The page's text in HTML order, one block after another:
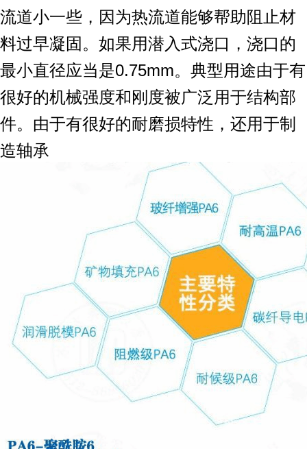
流道小一些，因为热流道能够帮助阻止材
料过早凝固。如果用潜入式浇口，浇口的
最小直径应当是0.75mm。典型用途由于有
很好的机械强度和刚度被广泛用于结构部
件。由于有很好的耐磨损特性，还用于制
造轴承